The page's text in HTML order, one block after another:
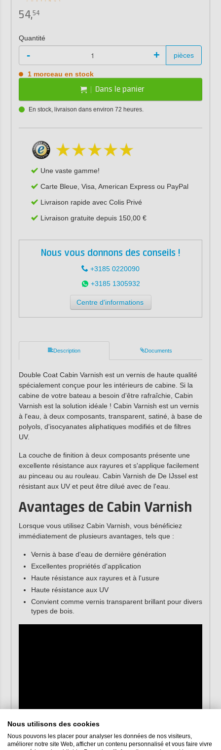
54,54
Quantité
- + pièces
1 morceau en stock
Dans le panier
En stock, livraison dans environ 72 heures.
Une vaste gamme!
Carte Bleue, Visa, American Express ou PayPal
Livraison rapide avec Colis Privé
Livraison gratuite depuis 150,00 €
Nous vous donnons des conseils !
+3185 0220090
+3185 1305932
Centre d'informations
Description Documents
Double Coat Cabin Varnish est un vernis de haute qualité
spécialement conçue pour les intérieurs de cabine. Si la
cabine de votre bateau a besoin d'être rafraîchie, Cabin
Varnish est la solution idéale ! Cabin Varnish est un vernis
à l'eau, à deux composants, transparent, satiné, à base de
polyols, d'isocyanates aliphatiques modifiés et de filtres
UV.
La couche de finition à deux composants présente une
excellente résistance aux rayures et s'applique facilement
au pinceau ou au rouleau. Cabin Varnish de De IJssel est
résistant aux UV et peut être dilué avec de l'eau.
Avantages de Cabin Varnish
Lorsque vous utilisez Cabin Varnish, vous bénéficiez
immédiatement de plusieurs avantages, tels que :
Vernis à base d'eau de dernière génération
Excellentes propriétés d'application
Haute résistance aux rayures et à l'usure
Haute résistance aux UV
Convient comme vernis transparent brillant pour divers
types de bois.
Nous utilisons des cookies
Nous pouvons les placer pour analyser les données de nos visiteurs,
améliorer notre site Web, afficher un contenu personnalisé et vous faire vivre